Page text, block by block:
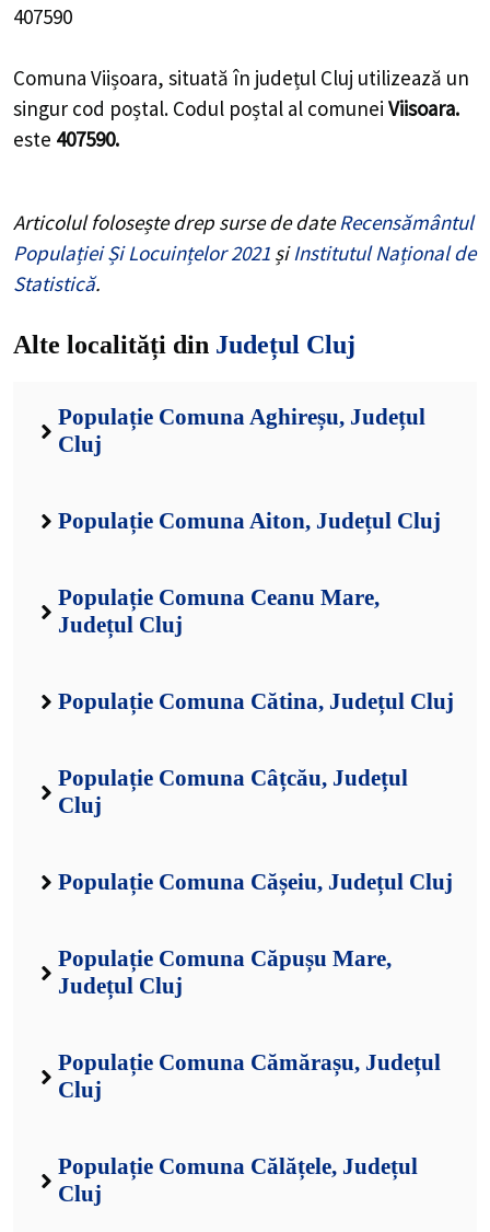
407590
Comuna Viișoara, situată în județul Cluj utilizează un
singur cod poștal. Codul poștal al comunei Viisoara.
este 407590.
Articolul folosește drep surse de dateRecensământul
Populației Și Locuințelor 2021 șiInstitutul Național de
Statistică.
Alte localități din Județul Cluj
Populație Comuna Aghireșu, Județul
Cluj
Populație Comuna Aiton, Județul Cluj
Populație Comuna Ceanu Mare,
Județul Cluj
Populație Comuna Cătina, Județul Cluj
Populație Comuna Câțcău, Județul
Cluj
Populație Comuna Cășeiu, Județul Cluj
Populație Comuna Căpușu Mare,
Județul Cluj
Populație Comuna Cămărașu, Județul
Cluj
Populație Comuna Călățele, Județul
Cluj